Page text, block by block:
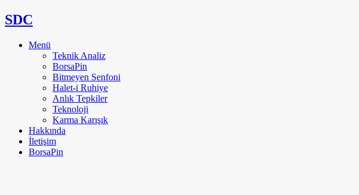
SDC
Menü
Teknik Analiz
BorsaPin
Bitmeyen Senfoni
Halet-i Ruhiye
Anlık Tepkiler
Teknoloji
Karma Karışık
Hakkında
İletişim
BorsaPin